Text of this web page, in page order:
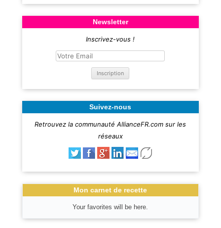
Newsletter
Inscrivez-vous !
Suivez-nous
Retrouvez la communauté AllianceFR.com sur les
réseaux
Mon carnet de recette
Your favorites will be here.